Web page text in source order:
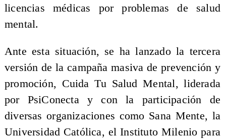
licencias médicas por problemas de salud
mental.
Ante esta situación, se ha lanzado la tercera
versión de la campaña masiva de prevención y
promoción, Cuida Tu Salud Mental, liderada
por PsiConecta y con la participación de
diversas organizaciones como Sana Mente, la
Universidad Católica, el Instituto Milenio para